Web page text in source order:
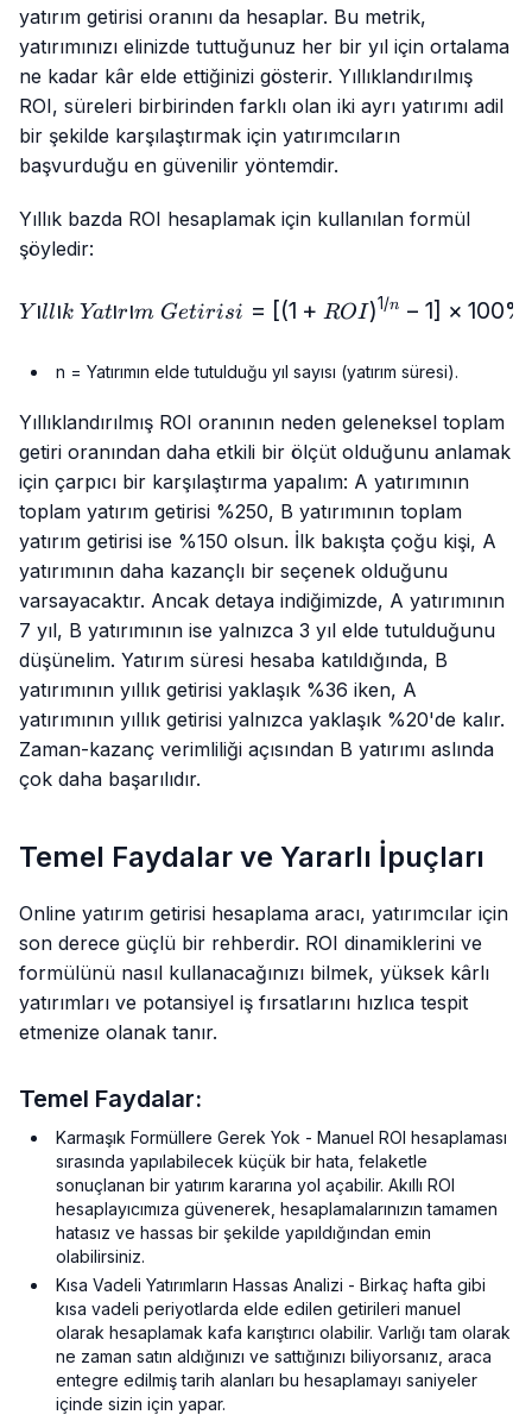
yatırım getirisi oranını da hesaplar. Bu metrik,
yatırımınızı elinizde tuttuğunuz her bir yıl için ortalama
ne kadar kâr elde ettiğinizi gösterir. Yıllıklandırılmış
ROI, süreleri birbirinden farklı olan iki ayrı yatırımı adil
bir şekilde karşılaştırmak için yatırımcıların
başvurduğu en güvenilir yöntemdir.
Yıllık bazda ROI hesaplamak için kullanılan formül
şöyledir:
Yıllık\ Yatırım\ Getirisi
Y ıllık Yatırım Getirisi = [(1 + ROI)1/n − 1] × 100%
n = Yatırımın elde tutulduğu yıl sayısı (yatırım süresi).
Yıllıklandırılmış ROI oranının neden geleneksel toplam
getiri oranından daha etkili bir ölçüt olduğunu anlamak
için çarpıcı bir karşılaştırma yapalım: A yatırımının
toplam yatırım getirisi %250, B yatırımının toplam
yatırım getirisi ise %150 olsun. İlk bakışta çoğu kişi, A
yatırımının daha kazançlı bir seçenek olduğunu
varsayacaktır. Ancak detaya indiğimizde, A yatırımının
7 yıl, B yatırımının ise yalnızca 3 yıl elde tutulduğunu
düşünelim. Yatırım süresi hesaba katıldığında, B
yatırımının yıllık getirisi yaklaşık %36 iken, A
yatırımının yıllık getirisi yalnızca yaklaşık %20'de kalır.
Zaman-kazanç verimliliği açısından B yatırımı aslında
çok daha başarılıdır.
Temel Faydalar ve Yararlı İpuçları
Online yatırım getirisi hesaplama aracı, yatırımcılar için
son derece güçlü bir rehberdir. ROI dinamiklerini ve
formülünü nasıl kullanacağınızı bilmek, yüksek kârlı
yatırımları ve potansiyel iş fırsatlarını hızlıca tespit
etmenize olanak tanır.
Temel Faydalar:
Karmaşık Formüllere Gerek Yok - Manuel ROI hesaplaması
sırasında yapılabilecek küçük bir hata, felaketle
sonuçlanan bir yatırım kararına yol açabilir. Akıllı ROI
hesaplayıcımıza güvenerek, hesaplamalarınızın tamamen
hatasız ve hassas bir şekilde yapıldığından emin
olabilirsiniz.
Kısa Vadeli Yatırımların Hassas Analizi - Birkaç hafta gibi
kısa vadeli periyotlarda elde edilen getirileri manuel
olarak hesaplamak kafa karıştırıcı olabilir. Varlığı tam olarak
ne zaman satın aldığınızı ve sattığınızı biliyorsanız, araca
entegre edilmiş tarih alanları bu hesaplamayı saniyeler
içinde sizin için yapar.